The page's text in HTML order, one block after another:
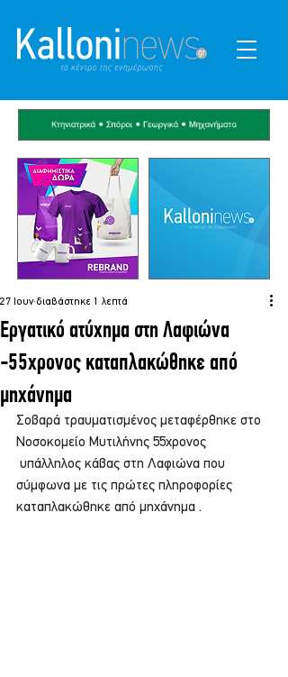
Εργατικό ατύχημα στη Λαφιώνα
-55χρονος καταπλακώθηκε από
μηχάνημα
27 Ιουν διαβάστηκε 1 λεπτά
Σοβαρά τραυματισμένος μεταφέρθηκε στο
Νοσοκομείο Μυτιλήνης 55χρονος
υπάλληλος κάβας στη Λαφιώνα που
σύμφωνα με τις πρώτες πληροφορίες
καταπλακώθηκε από μηχάνημα .